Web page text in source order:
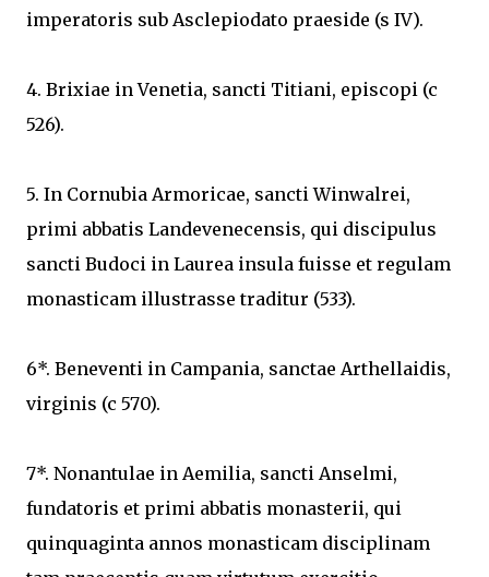
imperatoris sub Asclepiodato praeside (s IV).
4. Brixiae in Venetia, sancti Titiani, episcopi (c
526).
5. In Cornubia Armoricae, sancti Winwalrei,
primi abbatis Landevenecensis, qui discipulus
sancti Budoci in Laurea insula fuisse et regulam
monasticam illustrasse traditur (533).
6*. Beneventi in Campania, sanctae Arthellaidis,
virginis (c 570).
7*. Nonantulae in Aemilia, sancti Anselmi,
fundatoris et primi abbatis monasterii, qui
quinquaginta annos monasticam disciplinam